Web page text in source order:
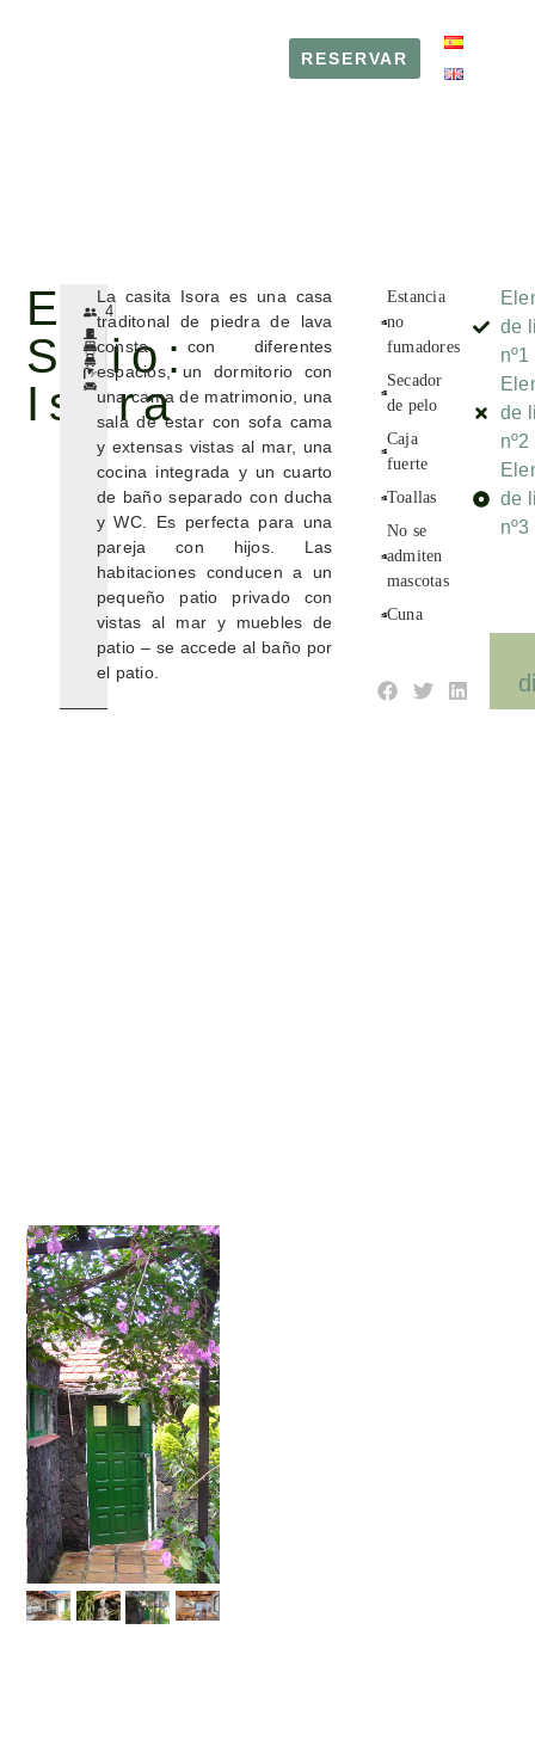
RESERVAR
RESERVAR
El
Sitio:
Isora
4
La casita Isora es una casa
traditonal de piedra de lava
consta con diferentes
espacios, un dormitorio con
una cama de matrimonio, una
sala de estar con sofa cama
y extensas vistas al mar, una
cocina integrada y un cuarto
de baño separado con ducha
y WC. Es perfecta para una
pareja con hijos. Las
habitaciones conducen a un
pequeño patio privado con
vistas al mar y muebles de
patio – se accede al baño por
el patio.
Estancia
no
fumadores
Secador
de pelo
Caja
fuerte
Toallas
No se
admiten
mascotas
Cuna
de
nº1
de
nº2
de
nº3